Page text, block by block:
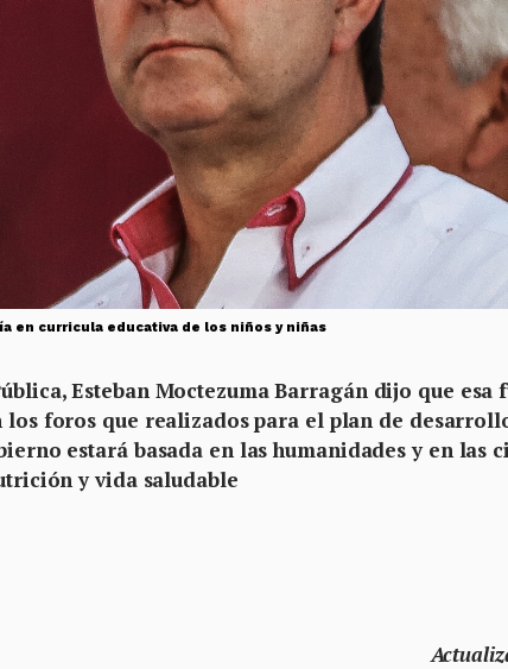
en curricula educativa de los niños y niñas
Esteban Moctezuma Barragán dijo que esa
foros que realizados para el plan de
estará basada en las humanidades y en las
y vida saludable